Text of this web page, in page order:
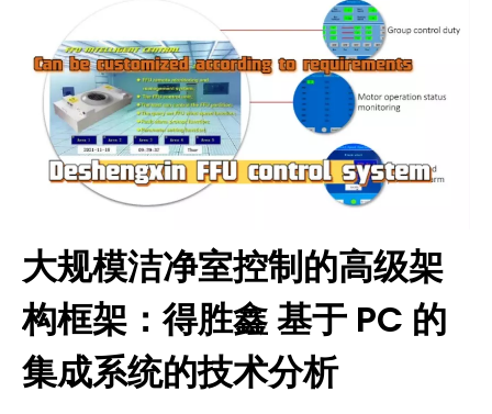
大规模洁净室控制的高级架
构框架：得胜鑫 基于 PC 的
集成系统的技术分析